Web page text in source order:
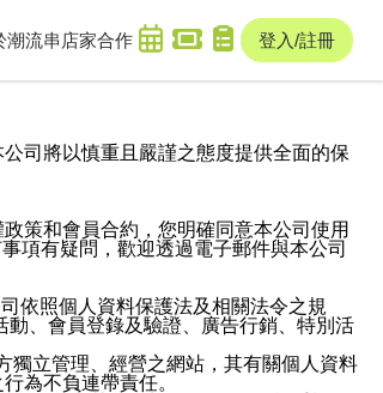
潮流串 店家合作 登入/註冊
司將以慎重且嚴謹之態度提供全面的保
策和會員合約，您明確同意本公司使用
項有疑問，歡迎透過電子郵件與本公司
依照個人資料保護法及相關法令之規
、會員登錄及驗證、廣告行銷、特別活
獨立管理、經營之網站，其有關個人資料
為不負連帶責任。